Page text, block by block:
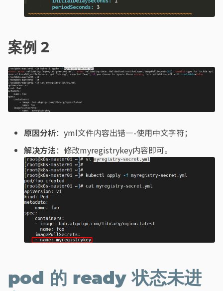
案例 2
原因分析：yml文件内容出错—-使用中文字符；
解决方法：修改myregistrykey内容即可。
pod 的 ready 状态未进